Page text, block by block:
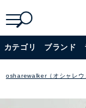
カテゴリ ブランド
osharewalker（オシャレウ